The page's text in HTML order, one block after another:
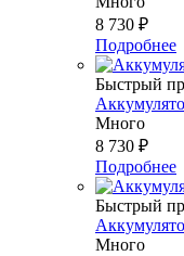
8 730 ₽
Подробнее
Быстрый
Много
8 730 ₽
Подробнее
Быстрый
Много